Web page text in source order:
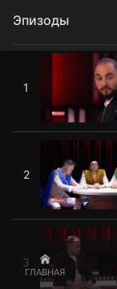
ГЛАВНАЯ
Эпизоды
1
1 выпуск
2
3
4 выпуск